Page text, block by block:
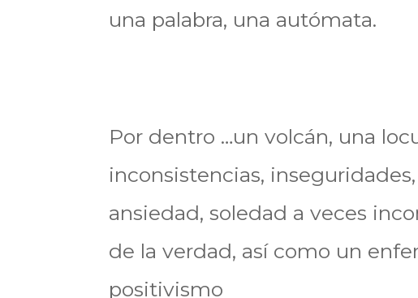
una palabra, una autómata.
Por dentro …un volcán, una
inconsistencias,
ansiedad, soledad a veces
de la verdad, así como un
positivismo